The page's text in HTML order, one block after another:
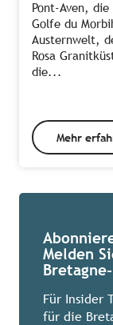
Pont-Aven,
Golfe du
Austernwelt,
Rosa
die...
Mehr
Melden
Für Insider
für die